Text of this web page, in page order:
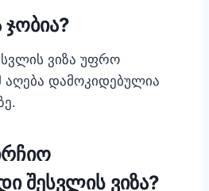
ვიზა უფრო
აღება დამოკიდებულია
შესვლის ვიზა?